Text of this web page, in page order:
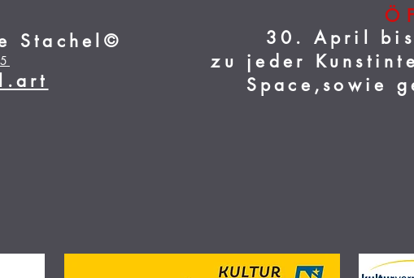
Stachel©
30. April
zu jeder
Space,sowie